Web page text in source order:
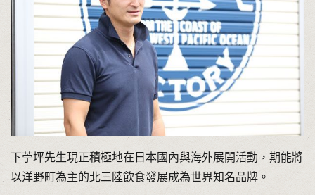
下苧坪先生現正積極地在日本國內與海外展開活動，期能將
以洋野町為主的北三陸飲食發展成為世界知名品牌。